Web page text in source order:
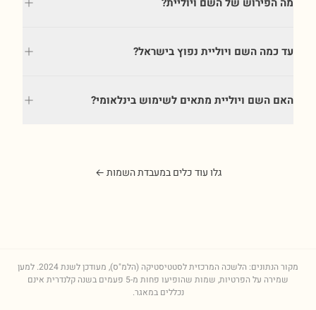
עד כמה השם ויוליית נפוץ בישראל?
האם השם ויוליית מתאים לשימוש בינלאומי?
גלו עוד כלים במעבדת השמות ←
מקור הנתונים: הלשכה המרכזית לסטטיסטיקה (הלמ"ס), מעודכן לשנת2024. למען
שמירה על הפרטיות, שמות שהופיעו פחות מ-5 פעמים בשנה קלנדרית אינם
נכללים במאגר.